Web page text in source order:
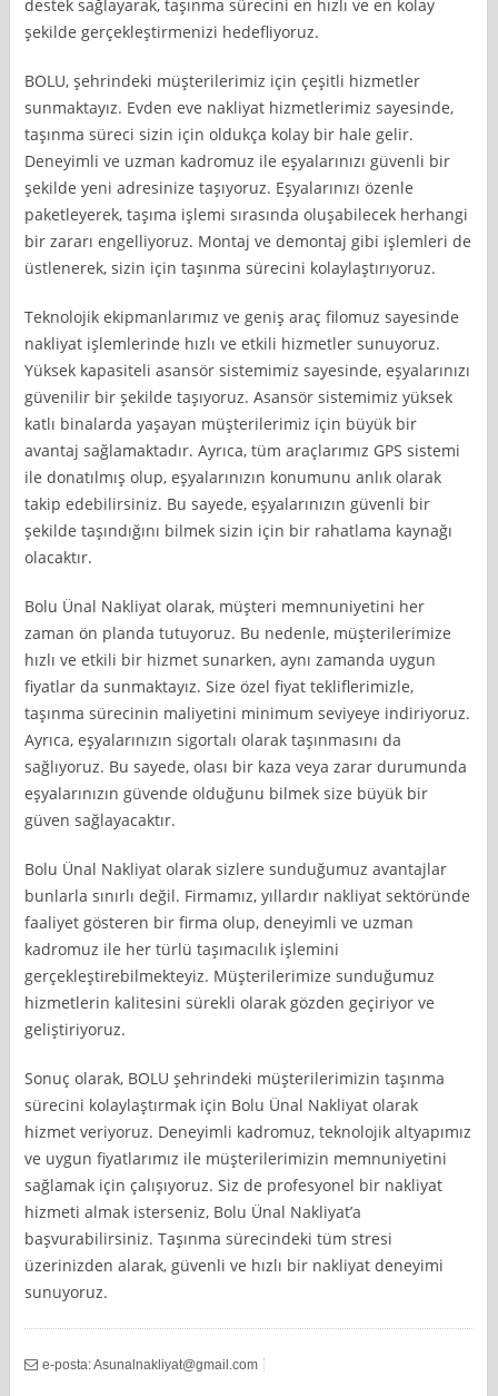
destek sağlayarak, taşınma sürecini en hızlı ve en kolay
şekilde gerçekleştirmenizi hedefliyoruz.
BOLU, şehrindeki müşterilerimiz için çeşitli hizmetler
sunmaktayız. Evden eve nakliyat hizmetlerimiz sayesinde,
taşınma süreci sizin için oldukça kolay bir hale gelir.
Deneyimli ve uzman kadromuz ile eşyalarınızı güvenli bir
şekilde yeni adresinize taşıyoruz. Eşyalarınızı özenle
paketleyerek, taşıma işlemi sırasında oluşabilecek herhangi
bir zararı engelliyoruz. Montaj ve demontaj gibi işlemleri de
üstlenerek, sizin için taşınma sürecini kolaylaştırıyoruz.
Teknolojik ekipmanlarımız ve geniş araç filomuz sayesinde
nakliyat işlemlerinde hızlı ve etkili hizmetler sunuyoruz.
Yüksek kapasiteli asansör sistemimiz sayesinde, eşyalarınızı
güvenilir bir şekilde taşıyoruz. Asansör sistemimiz yüksek
katlı binalarda yaşayan müşterilerimiz için büyük bir
avantaj sağlamaktadır. Ayrıca, tüm araçlarımız GPS sistemi
ile donatılmış olup, eşyalarınızın konumunu anlık olarak
takip edebilirsiniz. Bu sayede, eşyalarınızın güvenli bir
şekilde taşındığını bilmek sizin için bir rahatlama kaynağı
olacaktır.
Bolu Ünal Nakliyat olarak, müşteri memnuniyetini her
zaman ön planda tutuyoruz. Bu nedenle, müşterilerimize
hızlı ve etkili bir hizmet sunarken, aynı zamanda uygun
fiyatlar da sunmaktayız. Size özel fiyat tekliflerimizle,
taşınma sürecinin maliyetini minimum seviyeye indiriyoruz.
Ayrıca, eşyalarınızın sigortalı olarak taşınmasını da
sağlıyoruz. Bu sayede, olası bir kaza veya zarar durumunda
eşyalarınızın güvende olduğunu bilmek size büyük bir
güven sağlayacaktır.
Bolu Ünal Nakliyat olarak sizlere sunduğumuz avantajlar
bunlarla sınırlı değil. Firmamız, yıllardır nakliyat sektöründe
faaliyet gösteren bir firma olup, deneyimli ve uzman
kadromuz ile her türlü taşımacılık işlemini
gerçekleştirebilmekteyiz. Müşterilerimize sunduğumuz
hizmetlerin kalitesini sürekli olarak gözden geçiriyor ve
geliştiriyoruz.
Sonuç olarak, BOLU şehrindeki müşterilerimizin taşınma
sürecini kolaylaştırmak için Bolu Ünal Nakliyat olarak
hizmet veriyoruz. Deneyimli kadromuz, teknolojik altyapımız
ve uygun fiyatlarımız ile müşterilerimizin memnuniyetini
sağlamak için çalışıyoruz. Siz de profesyonel bir nakliyat
hizmeti almak isterseniz, Bolu Ünal Nakliyat’a
başvurabilirsiniz. Taşınma sürecindeki tüm stresi
üzerinizden alarak, güvenli ve hızlı bir nakliyat deneyimi
sunuyoruz.
e-posta:Asunalnakliyat@gmail.com